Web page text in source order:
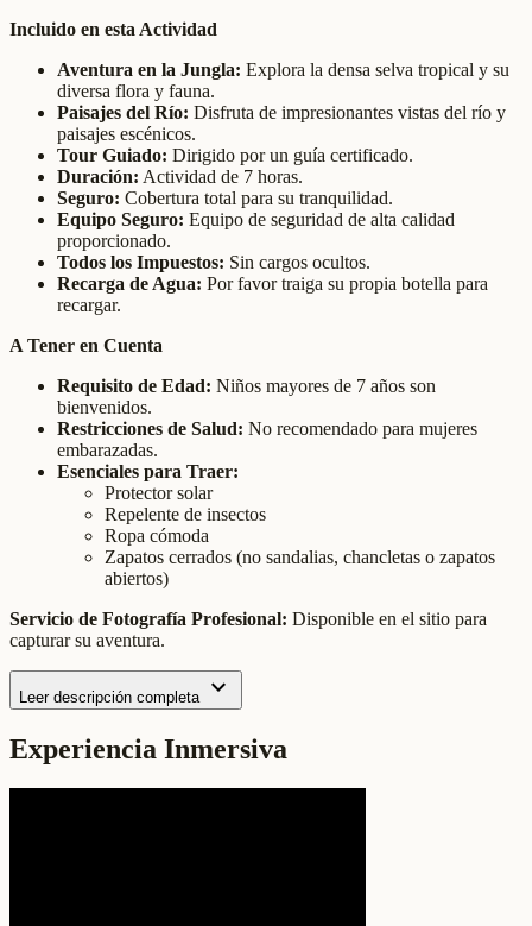
Incluido en esta Actividad
Aventura en la Jungla: Explora la densa selva tropical y su
diversa flora y fauna.
Paisajes del Río: Disfruta de impresionantes vistas del río y
paisajes escénicos.
Tour Guiado: Dirigido por un guía certificado.
Duración: Actividad de 7 horas.
Seguro: Cobertura total para su tranquilidad.
Equipo Seguro: Equipo de seguridad de alta calidad
proporcionado.
Todos los Impuestos: Sin cargos ocultos.
Recarga de Agua: Por favor traiga su propia botella para
recargar.
A Tener en Cuenta
Requisito de Edad: Niños mayores de 7 años son
bienvenidos.
Restricciones de Salud: No recomendado para mujeres
embarazadas.
Esenciales para Traer:
Protector solar
Repelente de insectos
Ropa cómoda
Zapatos cerrados (no sandalias, chancletas o zapatos
abiertos)
Servicio de Fotografía Profesional: Disponible en el sitio para
capturar su aventura.
Leer descripción completa expand_more
Experiencia Inmersiva